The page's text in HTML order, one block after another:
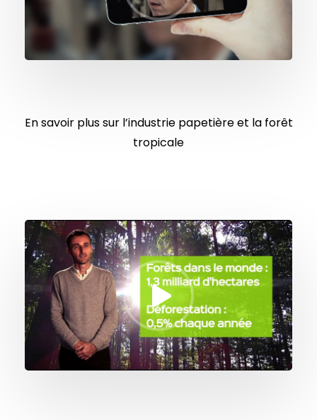
En savoir plus sur l’industrie papetière et la forêt
tropicale